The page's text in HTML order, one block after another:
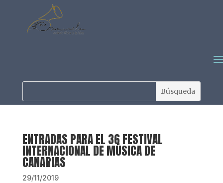
ENTRADAS PARA EL 36 FESTIVAL
INTERNACIONAL DE MÚSICA DE
CANARIAS
29/11/2019